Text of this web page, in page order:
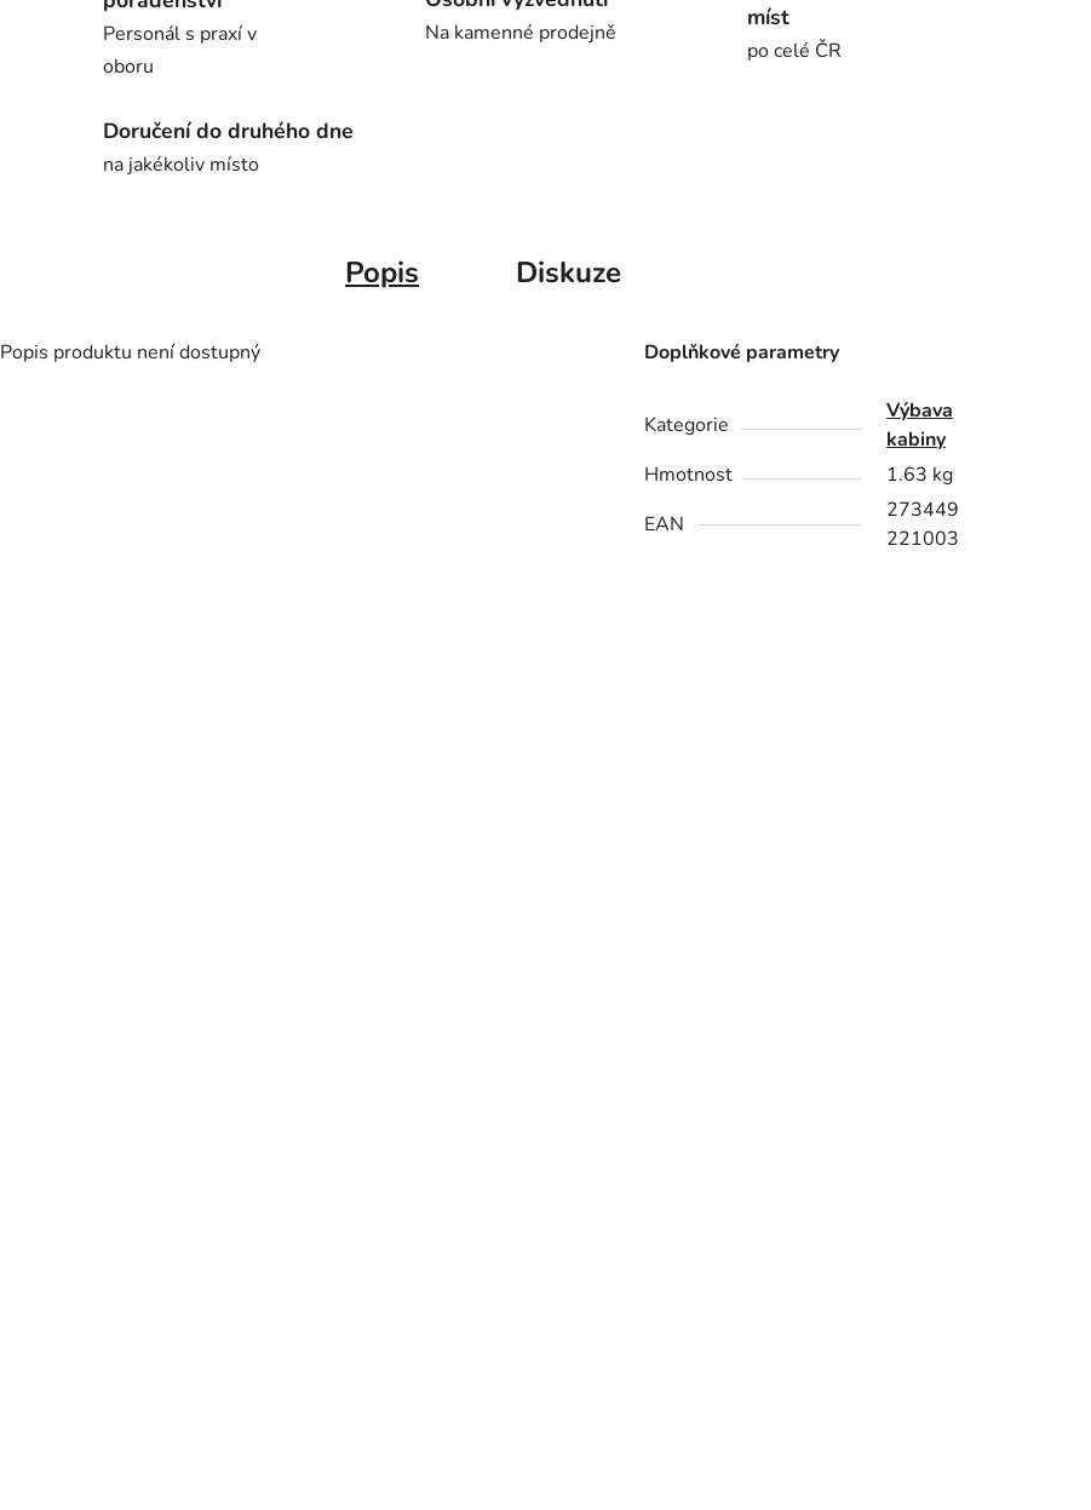
Personál s praxí v
oboru
Na kamenné prodejně
míst
po celé ČR
Doručení do druhého dne
na jakékoliv místo
Popis Diskuze
Popis produktu není dostupný Doplňkové parametry
Kategorie
Výbava
kabiny
Hmotnost
1.63 kg
EAN
273449
221003